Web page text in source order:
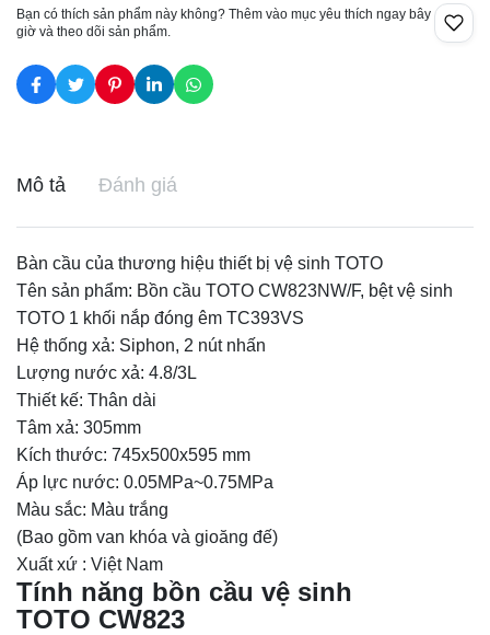
Bạn có thích sản phẩm này không? Thêm vào mục yêu thích ngay bây
giờ và theo dõi sản phẩm.
Mô tả Đánh giá
Bàn cầu của thương hiệu thiết bị vệ sinh TOTO
Tên sản phẩm: Bồn cầu TOTO CW823NW/F, bệt vệ sinh
TOTO 1 khối nắp đóng êm TC393VS
Hệ thống xả: Siphon, 2 nút nhấn
Lượng nước xả: 4.8/3L
Thiết kế: Thân dài
Tâm xả: 305mm
Kích thước: 745x500x595 mm
Áp lực nước: 0.05MPa~0.75MPa
Màu sắc: Màu trắng
(Bao gồm van khóa và gioăng đế)
Xuất xứ : Việt Nam
Tính năng bồn cầu vệ sinh
TOTO CW823